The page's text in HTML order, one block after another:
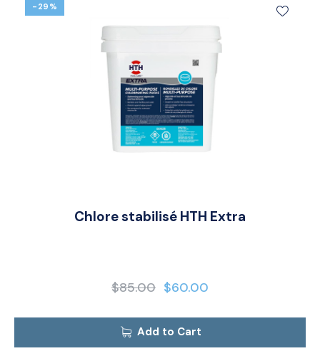
-29%
Chlore stabilisé HTH Extra
$85.00 $60.00
Add to Cart